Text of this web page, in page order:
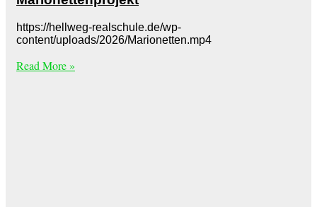
https://hellweg-realschule.de/wp-
content/uploads/2026/Marionetten.mp4
Read More »